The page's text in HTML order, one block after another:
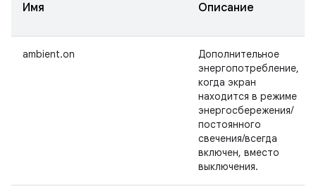
Имя Описание
ambient.on
Дополнительное
энергопотребление,
когда экран
находится в режиме
энергосбережения/
постоянного
свечения/всегда
включен, вместо
выключения.